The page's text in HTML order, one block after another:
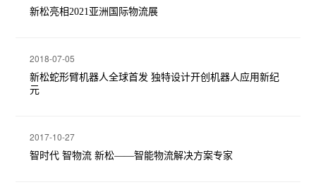
新松亮相2021亚洲国际物流展
2018-07-05
新松蛇形臂机器人全球首发 独特设计开创机器人应用新纪
元
2017-10-27
智时代 智物流 新松——智能物流解决方案专家